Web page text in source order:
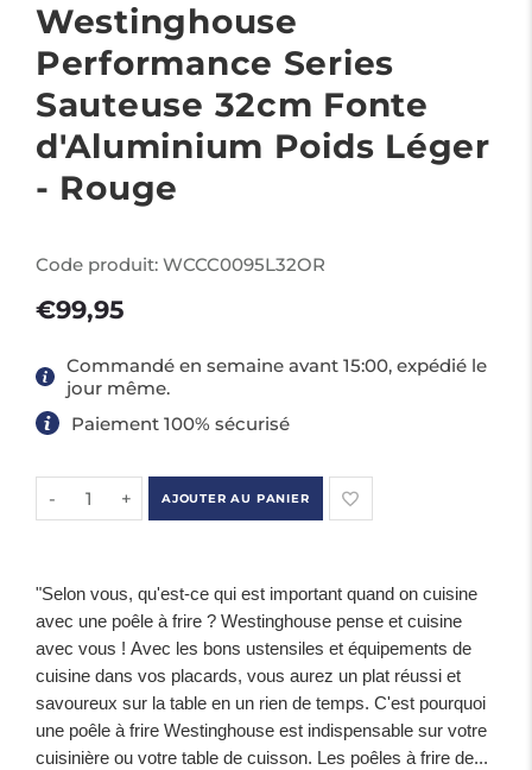
Westinghouse
Performance Series
Sauteuse 32cm Fonte
d'Aluminium Poids Léger
- Rouge
Code produit: WCCC0095L32OR
€99,95
Commandé en semaine avant 15:00, expédié le
jour même.
Paiement 100% sécurisé
- + AJOUTER AU PANIER
"Selon vous, qu'est-ce qui est important quand on cuisine
avec une poêle à frire ? Westinghouse pense et cuisine
avec vous ! Avec les bons ustensiles et équipements de
cuisine dans vos placards, vous aurez un plat réussi et
savoureux sur la table en un rien de temps. C'est pourquoi
une poêle à frire Westinghouse est indispensable sur votre
cuisinière ou votre table de cuisson. Les poêles à frire de...